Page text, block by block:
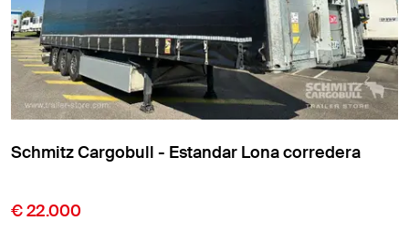
Schmitz Cargobull - Estandar Lona corredera
€ 9.850